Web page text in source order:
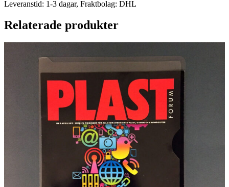
Leveranstid: 1-3 dagar, Fraktbolag: DHL
Relaterade produkter